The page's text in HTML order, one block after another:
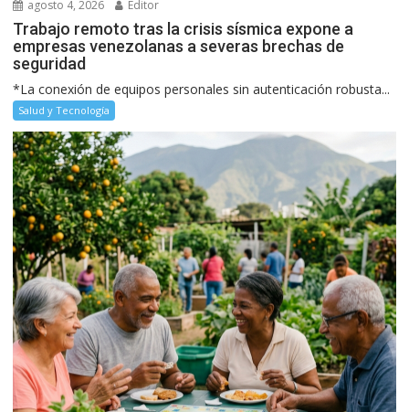
agosto 4, 2026 Editor
Trabajo remoto tras la crisis sísmica expone a
empresas venezolanas a severas brechas de
seguridad
*La conexión de equipos personales sin autenticación robusta...
Salud y Tecnología